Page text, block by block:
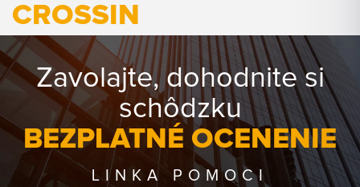
CROSSIN
Zavolajte, dohodnite si
schôdzku
BEZPLATNÉ OCENENIE
LINKA POMOCI